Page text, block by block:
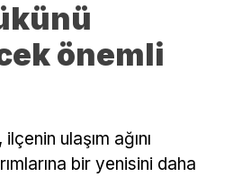
önemli
ulaşım ağını
bir yenisini daha